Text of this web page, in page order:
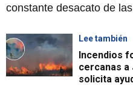
constante desacato de
Lee también
Incendios
cercanas a
solicita